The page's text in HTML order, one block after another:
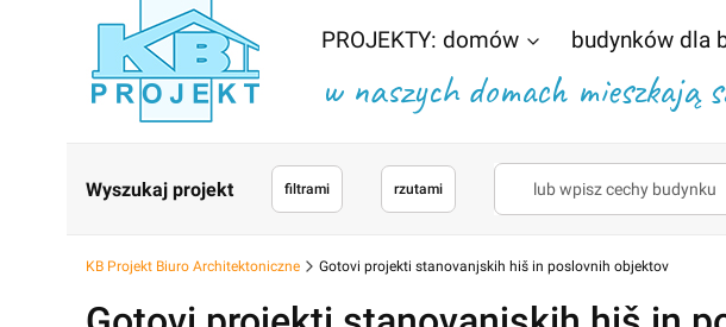
PROJEKTY: domów budynków dla
w naszych domach mieszkają
Wyszukaj projekt filtrami rzutami
KB Projekt Biuro Architektoniczne Gotovi projekti stanovanjskih hiš in poslovnih objektov